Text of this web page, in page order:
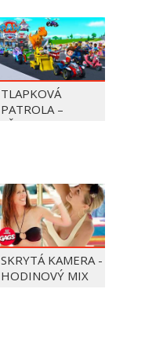
TLAPKOVÁ
PATROLA –
VŠECHNY TLAPKY
SKRYTÁ KAMERA -
HODINOVÝ MIX